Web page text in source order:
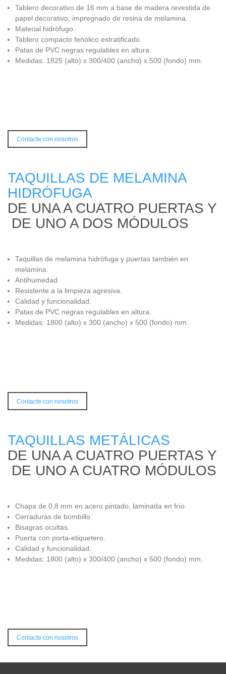
Tablero decorativo de 16 mm a base de madera revestida de
papel decorativo, impregnado de resina de melamina.
Material hidrófugo.
Tablero compacto fenólico estratificado.
Patas de PVC negras regulables en altura.
Medidas: 1825 (alto) x 300/400 (ancho) x 500 (fondo) mm.
Contacte con nosotros
TAQUILLAS DE MELAMINA
HIDRÓFUGA
DE UNA A CUATRO PUERTAS Y
DE UNO A DOS MÓDULOS
Taquillas de melamina hidrófuga y puertas también en
melamina.
Antihumedad.
Resistente a la limpieza agresiva.
Calidad y funcionalidad.
Patas de PVC negras regulables en altura.
Medidas: 1800 (alto) x 300 (ancho) x 500 (fondo) mm.
Contacte con nosotros
TAQUILLAS METÁLICAS
DE UNA A CUATRO PUERTAS Y
DE UNO A CUATRO MÓDULOS
Chapa de 0,8 mm en acero pintado, laminada en frío.
Cerraduras de bombillo.
Bisagras ocultas.
Puerta con porta-etiquetero.
Calidad y funcionalidad.
Medidas: 1800 (alto) x 300/400 (ancho) x 500 (fondo) mm.
Contacte con nosotros